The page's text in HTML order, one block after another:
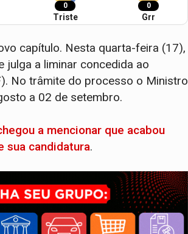
0
Triste
0
Grr
capítulo. Nesta quarta-feira (17),
julga a liminar concedida ao
No trâmite do processo o Ministro
a 02 de setembro.
a mencionar que acabou
sua candidatura.